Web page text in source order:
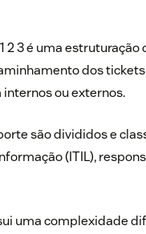
2 3 é uma
dos
internos ou externos.
são divididos e
(ITIL),
uma complexidade